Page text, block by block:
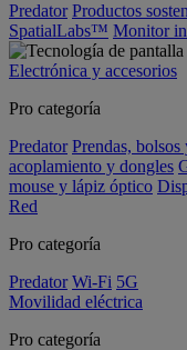
Predator Productos
SpatialLabs™ Monitor
Electrónica y accesorios
Pro categoría
Predator Prendas, bolsos
acoplamiento y dongles
mouse y lápiz óptico
Red
Pro categoría
Predator Wi-Fi 5G
Movilidad eléctrica
Pro categoría